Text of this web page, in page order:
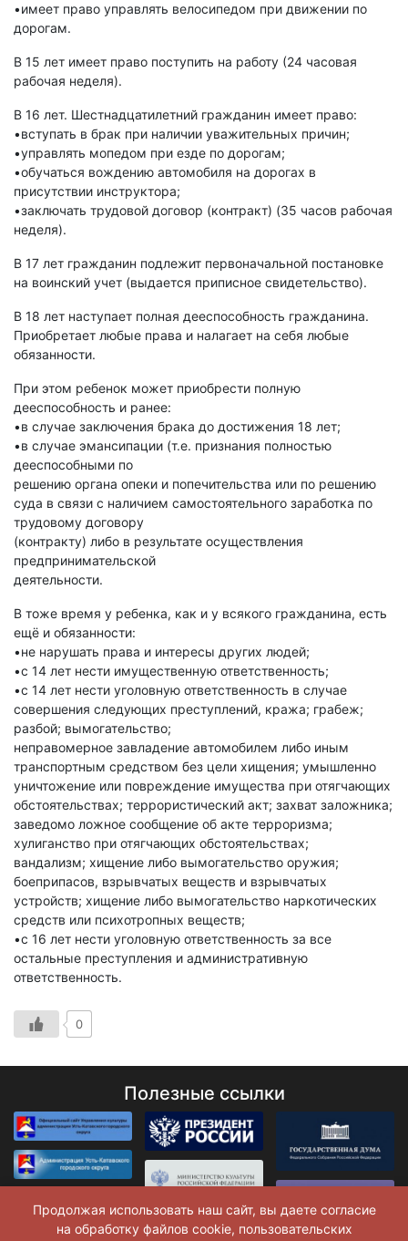
•имеет право управлять велосипедом при движении по
дорогам.
В 15 лет имеет право поступить на работу (24 часовая
рабочая неделя).
В 16 лет. Шестнадцатилетний гражданин имеет право:
•вступать в брак при наличии уважительных причин;
•управлять мопедом при езде по дорогам;
•обучаться вождению автомобиля на дорогах в
присутствии инструктора;
•заключать трудовой договор (контракт) (35 часов рабочая
неделя).
В 17 лет гражданин подлежит первоначальной постановке
на воинский учет (выдается приписное свидетельство).
В 18 лет наступает полная дееспособность гражданина.
Приобретает любые права и налагает на себя любые
обязанности.
При этом ребенок может приобрести полную
дееспособность и ранее:
•в случае заключения брака до достижения 18 лет;
•в случае эмансипации (т.е. признания полностью
дееспособными по
решению органа опеки и попечительства или по решению
суда в связи с наличием самостоятельного заработка по
трудовому договору
(контракту) либо в результате осуществления
предпринимательской
деятельности.
В тоже время у ребенка, как и у всякого гражданина, есть
ещё и обязанности:
•не нарушать права и интересы других людей;
•с 14 лет нести имущественную ответственность;
•с 14 лет нести уголовную ответственность в случае
совершения следующих преступлений, кража; грабеж;
разбой; вымогательство;
неправомерное завладение автомобилем либо иным
транспортным средством без цели хищения; умышленно
уничтожение или повреждение имущества при отягчающих
обстоятельствах; террористический акт; захват заложника;
заведомо ложное сообщение об акте терроризма;
хулиганство при отягчающих обстоятельствах;
вандализм; хищение либо вымогательство оружия;
боеприпасов, взрывчатых веществ и взрывчатых
устройств; хищение либо вымогательство наркотических
средств или психотропных веществ;
•с 16 лет нести уголовную ответственность за все
остальные преступления и административную
ответственность.
0
Полезные ссылки
Продолжая использовать наш сайт, вы даете согласие
на обработку файлов cookie, пользовательских